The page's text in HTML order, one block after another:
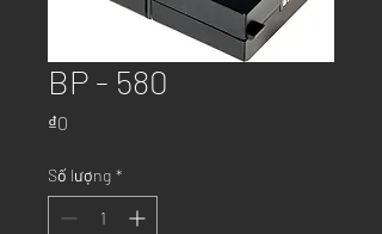
BP - 580
₫0
Số lượng *